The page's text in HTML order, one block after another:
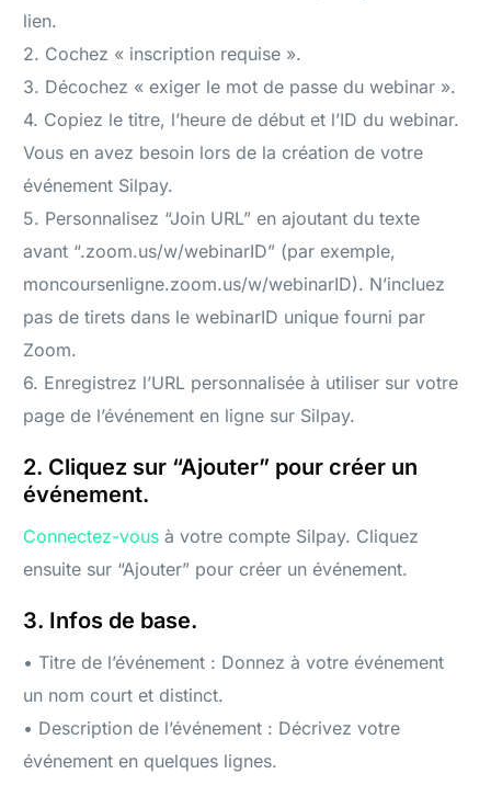
lien.
2. Cochez « inscription requise ».
3. Décochez « exiger le mot de passe du webinar ».
4. Copiez le titre, l’heure de début et l’ID du webinar.
Vous en avez besoin lors de la création de votre
événement Silpay.
5. Personnalisez “Join URL” en ajoutant du texte
avant “.zoom.us/w/webinarID” (par exemple,
moncoursenligne.zoom.us/w/webinarID). N’incluez
pas de tirets dans le webinarID unique fourni par
Zoom.
6. Enregistrez l’URL personnalisée à utiliser sur votre
page de l’événement en ligne sur Silpay.
2. Cliquez sur “Ajouter” pour créer un
événement.
Connectez-vous à votre compte Silpay. Cliquez
ensuite sur “Ajouter” pour créer un événement.
3. Infos de base.
• Titre de l’événement : Donnez à votre événement
un nom court et distinct.
• Description de l’événement : Décrivez votre
événement en quelques lignes.